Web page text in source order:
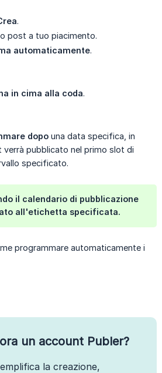
.
post a tuo piacimento.
automaticamente.
in cima alla coda.
dopo una data specifica, in
pubblicato nel primo slot di
specificato.
il calendario di pubblicazione
all'etichetta specificata.
programmare automaticamente i
un account Publer?
la creazione,